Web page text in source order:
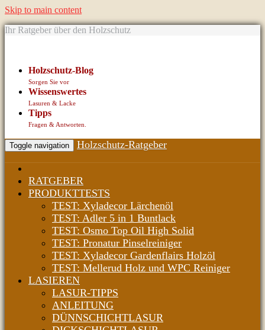
Skip to main content
Ihr Ratgeber über den Holzschutz
Holzschutz-Blog
Sorgen Sie vor
Wissenswertes
Lasuren & Lacke
Tipps
Fragen & Antworten.
Toggle navigation Holzschutz-Ratgeber
RATGEBER
PRODUKTTESTS
TEST: Xyladecor Lärchenöl
TEST: Adler 5 in 1 Buntlack
TEST: Osmo Top Oil High Solid
TEST: Pronatur Pinselreiniger
TEST: Xyladecor Gardenflairs Holzöl
TEST: Mellerud Holz und WPC Reiniger
LASIEREN
LASUR-TIPPS
ANLEITUNG
DÜNNSCHICHTLASUR